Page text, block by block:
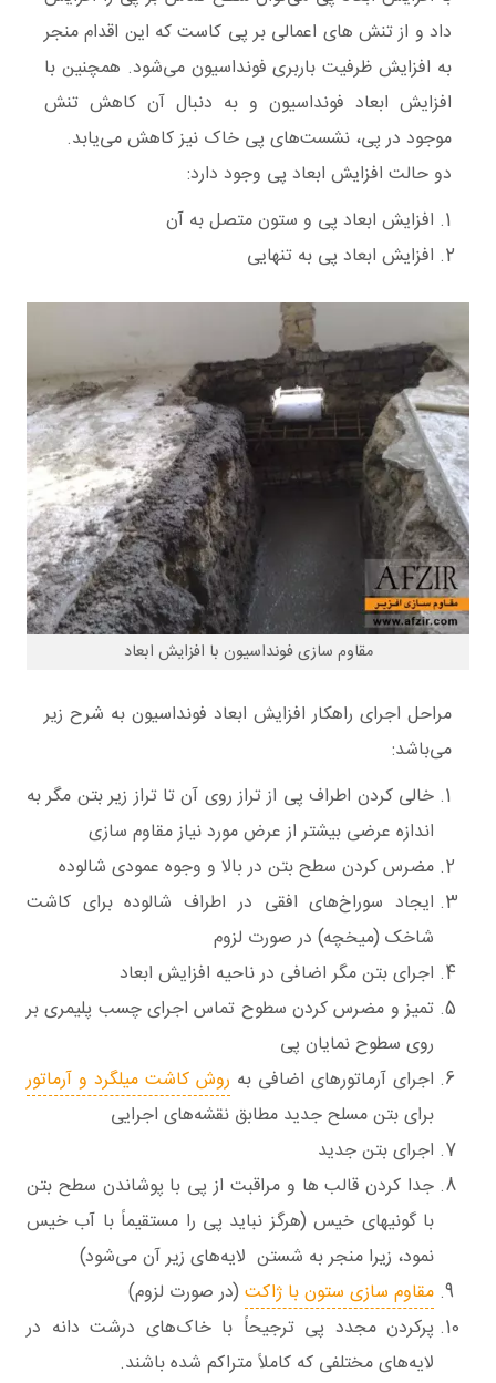
داد و از تنش های اعمالی بر پی کاست که این اقدام منجر
به‌ افزایش ظرفیت باربری فونداسیون می‌شود. همچنین با
افزایش ابعاد فونداسیون و به دنبال آن کاهش تنش
موجود در پی، نشست‌های پی خاک نیز کاهش می‌یابد.
دو حالت افزایش ابعاد پی وجود دارد:
افزایش ابعاد پی و ستون متصل به آن
افزایش ابعاد پی به تنهایی
مقاوم سازی فونداسیون با افزایش ابعاد
مراحل اجرای راهکار افزایش ابعاد فونداسیون به شرح زیر
می‌باشد:
خالی کردن اطراف پی از تراز روی آن تا تراز زیر بتن مگر به
اندازه عرضی بیشتر از عرض مورد نیاز مقاوم سازی
مضرس کردن سطح بتن در بالا و وجوه عمودی شالوده
ایجاد سوراخ‌های افقی در اطراف شالوده برای کاشت
شاخک (میخچه) در صورت لزوم
اجرای بتن مگر اضافی در ناحیه افزایش ابعاد
تمیز و مضرس کردن سطوح تماس اجرای چسب پلیمری بر
روی سطوح نمایان پی
اجرای آرماتورهای اضافی به روش کاشت میلگرد و آرماتور
برای بتن مسلح جدید مطابق نقشه‌های اجرایی
اجرای بتن جدید
جدا کردن قالب ها و مراقبت از پی با پوشاندن سطح بتن
با گونیهای خیس (هرگز نباید پی را مستقیماً با آب خیس
نمود، زیرا منجر به شستن لایه‌های زیر آن می‌شود)
مقاوم سازی ستون با ژاکت (در صورت لزوم)
پرکردن مجدد پی ترجیحاً با خاک‌های درشت دانه در
لایه‌های مختلفی که کاملاً متراکم شده باشند.